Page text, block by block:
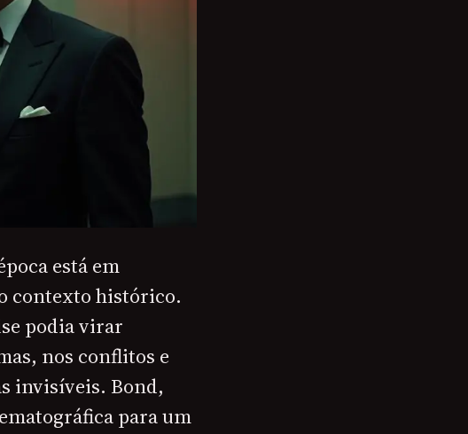
está em
contexto histórico.
podia virar
nos conflitos e
invisíveis. Bond,
para um